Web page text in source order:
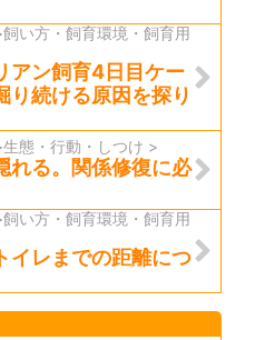
い方・飼育環境・飼育用
アン飼育4日目ケー
り続ける原因を探り
態・行動・しつけ >
れる。関係修復に必
い方・飼育環境・飼育用
イレまでの距離につ